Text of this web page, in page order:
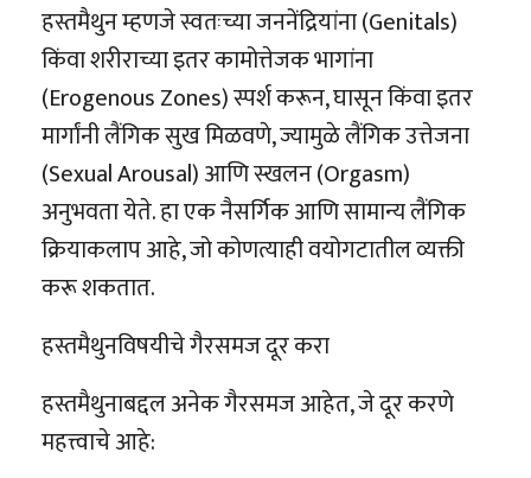
हस्तमैथुन म्हणजे स्वतःच्या जननेंद्रियांना (Genitals)
किंवा शरीराच्या इतर कामोत्तेजक भागांना
(Erogenous Zones) स्पर्श करून, घासून किंवा इतर
मार्गांनी लैंगिक सुख मिळवणे, ज्यामुळे लैंगिक उत्तेजना
(Sexual Arousal) आणि स्खलन (Orgasm)
अनुभवता येते. हा एक नैसर्गिक आणि सामान्य लैंगिक
क्रियाकलाप आहे, जो कोणत्याही वयोगटातील व्यक्ती
करू शकतात.
हस्तमैथुनविषयीचे गैरसमज दूर करा
हस्तमैथुनाबद्दल अनेक गैरसमज आहेत, जे दूर करणे
महत्त्वाचे आहे: